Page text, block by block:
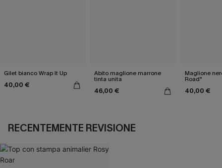
Gilet bianco Wrap It Up
40,00 €
Abito maglione marrone
tinta unita
46,00 €
Maglione
Road"
40,00 €
RECENTEMENTE REVISIONE